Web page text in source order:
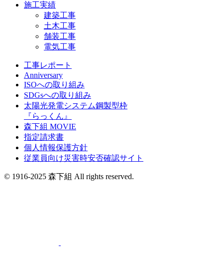
施工実績
建築工事
土木工事
舗装工事
電気工事
工事レポート
Anniversary
ISOへの取り組み
SDGsへの取り組み
太陽光発電システム鋼製型枠
『らっくん』
森下組 MOVIE
指定請求書
個人情報保護方針
従業員向け災害時安否確認サイト
© 1916-2025 森下組 All rights reserved.